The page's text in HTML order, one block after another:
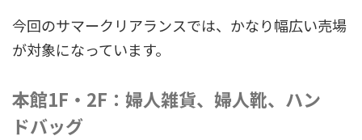
今回のサマークリアランスでは、かなり幅広い売場
が対象になっています。
本館1F・2F：婦人雑貨、婦人靴、ハン
ドバッグ